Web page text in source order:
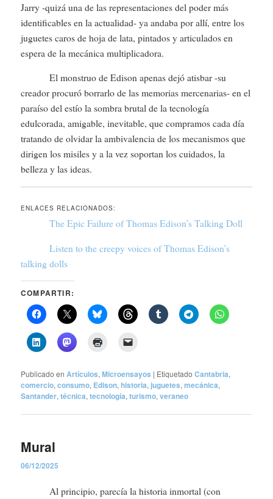
Jarry -quizá una de las representaciones del poder más
identificables en la actualidad- ya andaba por allí, entre los
juguetes caros de hoja de lata, pintados y articulados en
espera de la mecánica multiplicadora.
El monstruo de Edison apenas dejó atisbar -su
creador procuró borrarlo de las memorias mercenarias- en el
paraíso del estío la sombra brutal de la tecnología
edulcorada, amigable, inevitable, que compramos cada día
tratando de olvidar la ambivalencia de los mecanismos que
dirigen los misiles y a la vez soportan los cuidados, la
belleza y las ideas.
ENLACES RELACIONADOS:
The Epic Failure of Thomas Edison’s Talking Doll
Listen to the creepy voices of Thomas Edison’s
talking dolls
COMPARTIR:
Publicado en Artículos,Microensayos | Etiquetado Cantabria,
comercio,consumo, Edison,historia, juguetes,mecánica,
Santander,técnica,tecnología,turismo,veraneo
Mural
06/12/2025
Al principio, parecía la historia inmortal (con